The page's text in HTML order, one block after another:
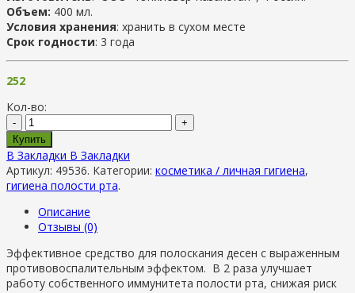
Объем: 400 мл.
Условия хранения: хранить в сухом месте
Срок годности: 3 года
252
Кол-во:
-
+
Купить
В Закладки В Закладки
Артикул: 49536. Категории: косметика / личная гигиена,
гигиена полости рта.
Описание
Отзывы (0)
Эффективное средство для полоскания десен с выраженным
противовоспалительным эффектом. В 2 раза улучшает
работу собственного иммунитета полости рта, снижая риск